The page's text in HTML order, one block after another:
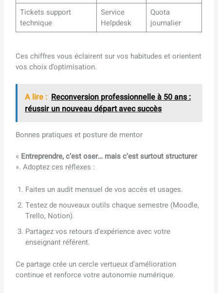
Tickets support
technique
Service
Helpdesk
Quota
journalier
Ces chiffres vous éclairent sur vos habitudes et orientent
vos choix d’optimisation.
A lire : Reconversion professionnelle à 50 ans :
réussir un nouveau départ avec succès
Bonnes pratiques et posture de mentor
« Entreprendre, c’est oser… mais c’est surtout structurer
». Adoptez ces réflexes :
Faites un audit mensuel de vos accès et usages.
Testez de nouveaux outils chaque semestre (Moodle,
Trello, Notion).
Partagez vos retours d’expérience avec votre
enseignant référent.
Ce partage crée un cercle vertueux d’amélioration
continue et renforce votre autonomie numérique.